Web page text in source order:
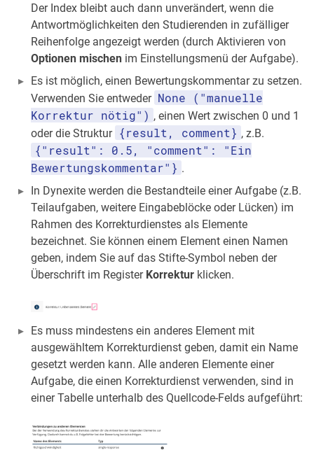
Der Index bleibt auch dann unverändert, wenn die
Antwortmöglichkeiten den Studierenden in zufälliger
Reihenfolge angezeigt werden (durch Aktivieren von
Optionen mischen im Einstellungsmenü der Aufgabe).
Es ist möglich, einen Bewertungskommentar zu setzen.
Verwenden Sie entweder None ("manuelle
Korrektur nötig") , einen Wert zwischen 0 und 1
oder die Struktur {result, comment} , z.B.
{"result": 0.5, "comment": "Ein
Bewertungskommentar"} .
In Dynexite werden die Bestandteile einer Aufgabe (z.B.
Teilaufgaben, weitere Eingabeblöcke oder Lücken) im
Rahmen des Korrekturdienstes als Elemente
bezeichnet. Sie können einem Element einen Namen
geben, indem Sie auf das Stifte-Symbol neben der
Überschrift im Register Korrektur klicken.
Es muss mindestens ein anderes Element mit
ausgewähltem Korrekturdienst geben, damit ein Name
gesetzt werden kann. Alle anderen Elemente einer
Aufgabe, die einen Korrekturdienst verwenden, sind in
einer Tabelle unterhalb des Quellcode-Felds aufgeführt: